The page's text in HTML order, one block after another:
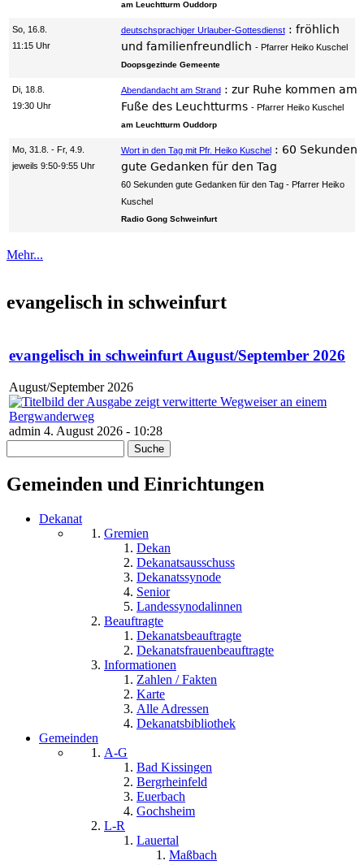
am Leuchtturm Ouddorp
So, 16.8.
11:15 Uhr
deutschsprachiger Urlauber-Gottesdienst: fröhlich
und familienfreundlich
Pfarrer Heiko Kuschel
Doopsgezinde Gemeente
Di, 18.8.
19:30 Uhr
Abendandacht am Strand: zur Ruhe kommen am
Fuße des Leuchtturms
Pfarrer Heiko Kuschel
am Leuchtturm Ouddorp
Mo, 31.8. - Fr, 4.9.
jeweils 9:50-9:55 Uhr
Wort in den Tag mit Pfr. Heiko Kuschel: 60 Sekunden
gute Gedanken für den Tag
60 Sekunden gute Gedanken für den Tag
Pfarrer Heiko
Kuschel
Radio Gong Schweinfurt
Mehr...
evangelisch in schweinfurt
evangelisch in schweinfurt August/September 2026
August/September 2026
admin 4. August 2026 - 10:28
Gemeinden und Einrichtungen
Dekanat
Gremien
Dekan
Dekanatsausschuss
Dekanatssynode
Senior
Landessynodalinnen
Beauftragte
Dekanatsbeauftragte
Dekanatsfrauenbeauftragte
Informationen
Zahlen / Fakten
Karte
Alle Adressen
Dekanatsbibliothek
Gemeinden
A-G
Bad Kissingen
Bergrheinfeld
Euerbach
Gochsheim
L-R
Lauertal
Maßbach